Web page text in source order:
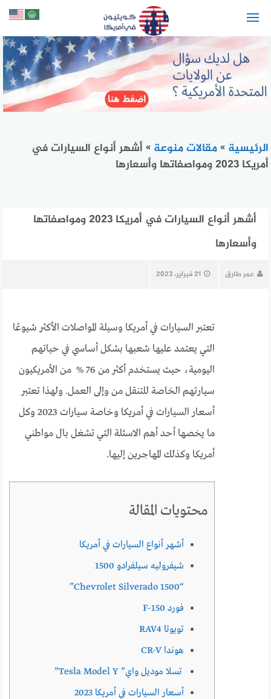
الرئيسية »مقالات منوعة »أشهر أنواع السيارات في
أمريكا 2023 ومواصفاتها وأسعارها
أشهر أنواع السيارات في أمريكا 2023 ومواصفاتها
وأسعارها
عمر طارق 21 فبراير، 2023
تعتبر السيارات في أمريكا وسيلة المواصلات الأكثر شيوعًا
التي يعتمد عليها شعبها بشكل أساسي في حياتهم
اليومية، حيث يستخدم أكثر من 76 % من الأمريكيون
سيارتهم الخاصة للتنقل من وإلى العمل. ولهذا تعتبر
أسعار السيارات في أمريكا وخاصة سيارات 2023 وكل
ما يخصها أحد أهم الاسئلة التي تشغل بال مواطني
أمريكا وكذلك المهاجرين إليها.
محتويات المقالة
أشهر أنواع السيارات في أمريكا
شيفروليه سيلفرادو 1500
“Chevrolet Silverado 1500”
فورد F-150
تويوتا RAV4
هوندا CR-V
تسلا موديل واي” Tesla Model Y”
أسعار السيارات في أمريكا 2023